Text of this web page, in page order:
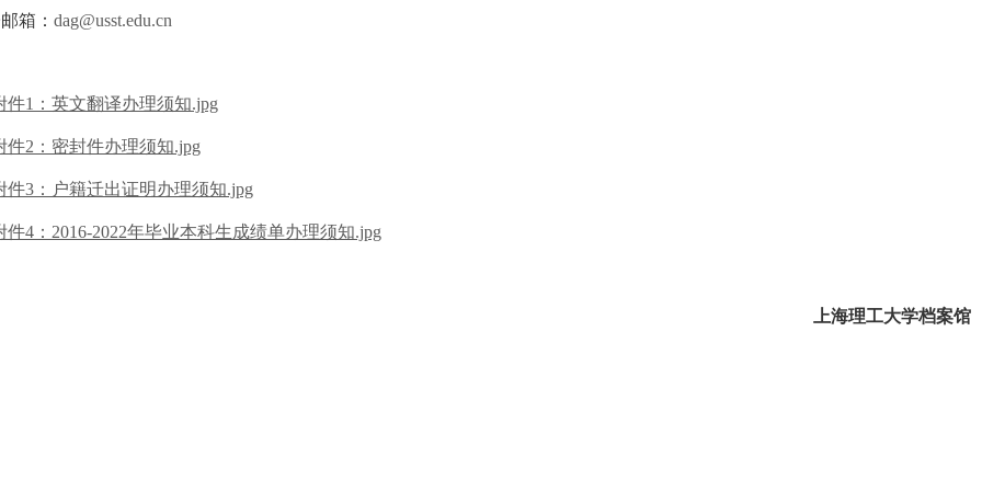
箱： dag@usst.edu.cn
件1：英文翻译办理须知.jpg
件2：密封件办理须知.jpg
件3：户籍迁出证明办理须知.jpg
件4：2016-2022年毕业本科生成绩单办理须知.jpg
上海理工大学档案馆